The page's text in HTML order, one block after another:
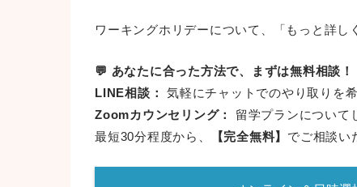
ワーキングホリデーについて、「もっと詳し
💬 あなたに合った方法で、まずは無料相談！
LINE相談：
気軽にチャットでのやり取りを
Zoomカウンセリング：
留学プランについて
最短30分程度から、
【完全無料】 でご相談い